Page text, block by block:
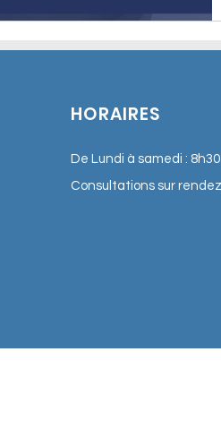
HORAIRES
De Lundi à samedi :
Consultations sur